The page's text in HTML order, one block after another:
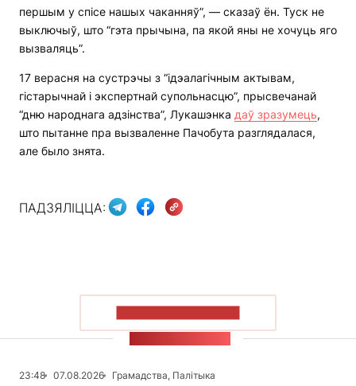
першым у спісе нашых чаканняў”, — сказаў ён. Туск не
выключыў, што “гэта прычына, па якой яны не хочуць яго
вызваляць”.
17 верасня на сустрэчы з “ідэалагічным актывам,
гістарычнай і экспертнай супольнасцю”, прысвечанай
“дню народнага адзінства”, Лукашэнка даў зразумець,
што пытанне пра вызваленне Пачобута разглядалася,
але было знята.
ПАДЗЯЛІЦЦА:
23:48 07.08.2026
Грамадства, Палітыка